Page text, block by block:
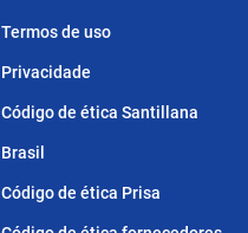
Termos de uso
Privacidade
Código de ética Santillana
Brasil
Código de ética Prisa